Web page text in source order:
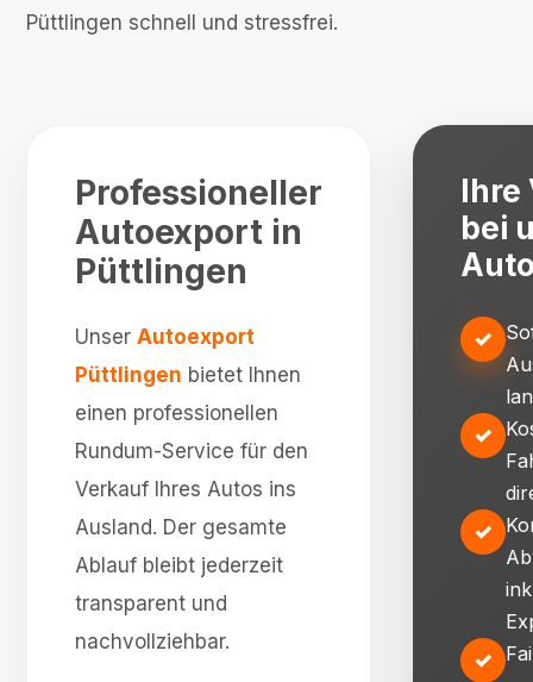
Püttlingen schnell und stressfrei.
Professioneller
Autoexport in
Püttlingen
Unser Autoexport
Püttlingen bietet Ihnen
einen professionellen
Rundum-Service für den
Verkauf Ihres Autos ins
Ausland. Der gesamte
Ablauf bleibt jederzeit
transparent und
nachvollziehbar.
Ihre
bei
✓
✓
✓
✓